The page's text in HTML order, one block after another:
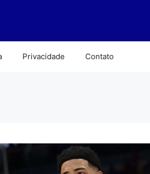
Privacidade Contato